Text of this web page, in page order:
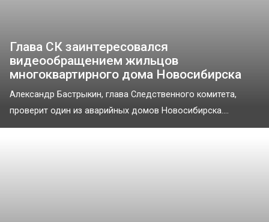
Глава СК заинтересовался
видеообращением жильцов
многоквартирного дома Новосибирска
Александр Бастрыкин, глава Следственного комитета,
проверит один из аварийных домов Новосибирска....